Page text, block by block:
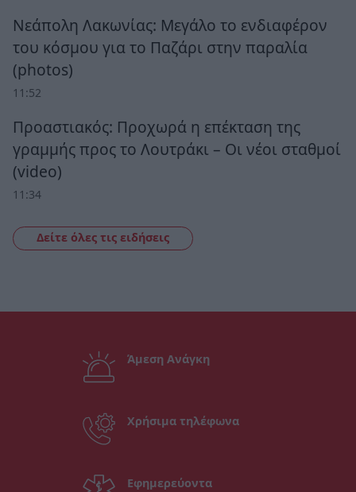
Νεάπολη Λακωνίας: Μεγάλο το ενδιαφέρον
του κόσμου για το Παζάρι στην παραλία
(photos)
11:52
Προαστιακός: Προχωρά η επέκταση της
γραμμής προς το Λουτράκι – Οι νέοι σταθμοί
(video)
11:34
Δείτε όλες τις ειδήσεις
Άμεση Ανάγκη
Χρήσιμα τηλέφωνα
Εφημερεύοντα